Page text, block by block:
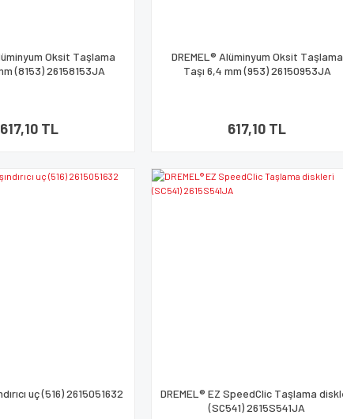
Oksit Taşlama
(8153) 26158153JA
617,10 TL
DREMEL® Alüminyum Oksit Taşlama
Taşı 6,4 mm (953) 26150953JA
617,10 TL
uç (516) 2615051632
DREMEL® EZ SpeedClic Taşlama
(SC541) 2615S541JA